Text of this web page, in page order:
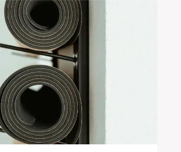
AUDIENCE:
STRATEGIES
FOR
ENGAGEMENT
AND
GROWTH